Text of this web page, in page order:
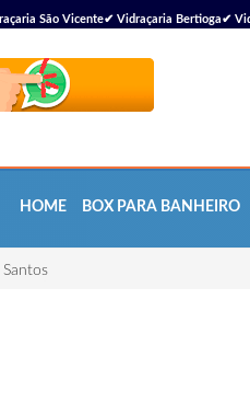
São Vicente✔ Vidraçaria
HOME BOX PARA BANHEIRO